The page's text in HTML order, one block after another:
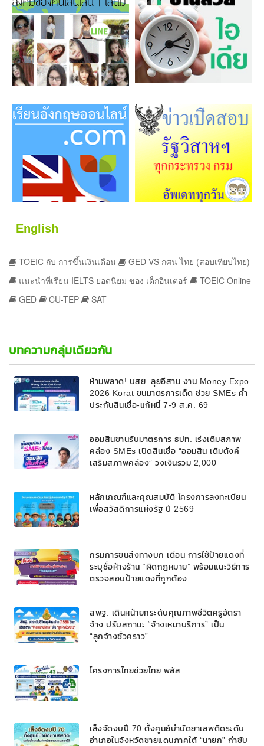
English
TOEIC กับ การขึ้นเงินเดือน
GED VS กศน ไทย (สอบเทียบไทย)
แนะนำที่เรียน IELTS ยอดนิยม ของ เด็กอินเตอร์
TOEIC Online
GED
CU-TEP SAT
บทความกลุ่มเดียวกัน
ห้ามพลาด! บสย. ลุยอีสาน งาน Money Expo
2026 Korat ขนมาตรการเด็ด ช่วย SMEs ค้ำ
ประกันสินเชื่อ-แก้หนี้ 7-9 ส.ค. 69
ออมสินขานรับมาตรการ ธปท. เร่งเติมสภาพ
คล่อง SMEs เปิดสินเชื่อ “ออมสิน เติมตังค์
เสริมสภาพคล่อง” วงเงินรวม 2,000
หลักเกณฑ์และคุณสมบัติ โครงการลงทะเบียน
เพื่อสวัสดิการแห่งรัฐ ปี 2569
กรมการขนส่งทางบก เตือน การใช้ป้ายแดงที่
ระบุชื่อห้างร้าน “ผิดกฎหมาย” พร้อมแนะวิธีการ
ตรวจสอบป้ายแดงที่ถูกต้อง
สพฐ. เดินหน้ายกระดับคุณภาพชีวิตครูอัตรา
จ้าง ปรับสถานะ “จ้างเหมาบริการ” เป็น
“ลูกจ้างชั่วคราว”
โครงการไทยช่วยไทย พลัส
เล็งจัดงบปี 70 ตั้งศูนย์บำบัดยาเสพติดระดับ
อำเภอในจังหวัดชายแดนภาคใต้ “นายก” กำชับ